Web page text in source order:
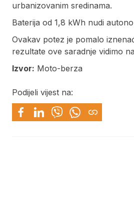
urbanizovanim sredinama.
Baterija od 1,8 kWh nudi
Ovakav potez je pomalo
rezultate ove saradnje vidimo
Izvor: Moto-berza
Podijeli vijest na: